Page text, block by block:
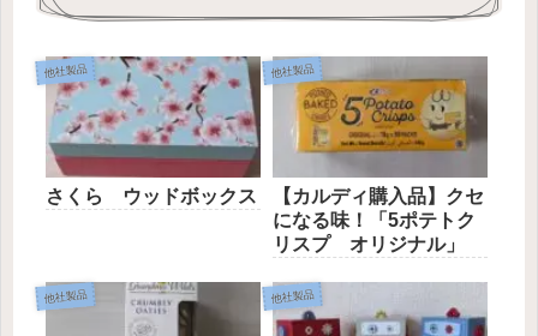
他社製品
さくら ウッドボックス
他社製品
【カルディ購入品】クセ
になる味！「5ポテトク
リスプ オリジナル」
他社製品 他社製品